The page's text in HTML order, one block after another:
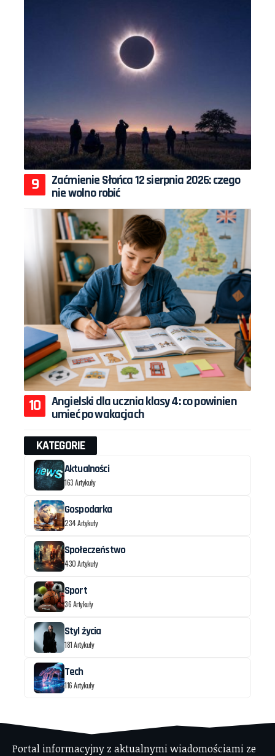
Zaćmienie Słońca 12 sierpnia 2026: czego
nie wolno robić
Angielski dla ucznia klasy 4: co powinien
umieć po wakacjach
KATEGORIE
Aktualności
163 Artykuły
Gospodarka
234 Artykuły
Społeczeństwo
430 Artykuły
Sport
36 Artykuły
Styl życia
181 Artykuły
Tech
116 Artykuły
Portal informacyjny z aktualnymi wiadomościami ze